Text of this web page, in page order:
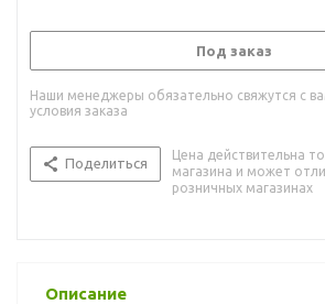
Под заказ
Наши менеджеры обязательно свяжутся с
условия заказа
Поделиться
Цена действительна
магазина и может
розничных магазинах
Описание